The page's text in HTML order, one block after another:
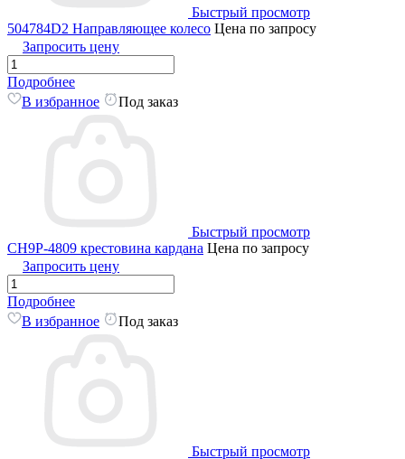
Быстрый просмотр
504784D2 Направляющее колесо Цена по запросу
Запросить цену
Подробнее
В избранное
Под заказ
Быстрый просмотр
CH9P-4809 крестовина кардана Цена по запросу
Запросить цену
Подробнее
В избранное
Под заказ
Быстрый просмотр